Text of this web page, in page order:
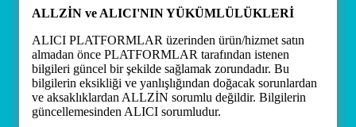
ALLZİN ve ALICI'NIN YÜKÜMLÜLÜKLERİ
ALICI PLATFORMLAR üzerinden ürün/hizmet satın
almadan önce PLATFORMLAR tarafından istenen
bilgileri güncel bir şekilde sağlamak zorundadır. Bu
bilgilerin eksikliği ve yanlışlığından doğacak sorunlardan
ve aksaklıklardan ALLZİN sorumlu değildir. Bilgilerin
güncellemesinden ALICI sorumludur.